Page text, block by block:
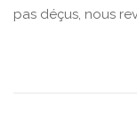
pas déçus, nous